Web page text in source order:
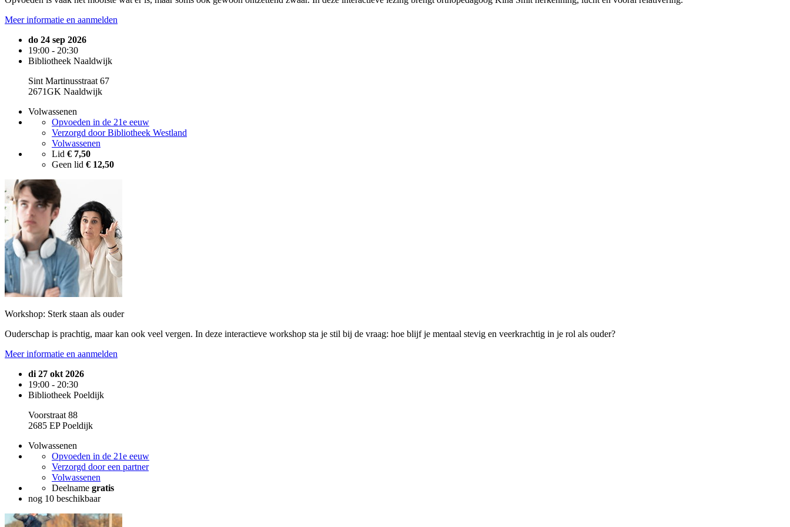
Meer informatie en aanmelden
do 24 sep 2026
19:00 - 20:30
Bibliotheek Naaldwijk
Sint Martinusstraat 67
2671GK Naaldwijk
Volwassenen
Opvoeden in de 21e eeuw
Verzorgd door Bibliotheek Westland
Volwassenen
Lid € 7,50
Geen lid € 12,50
Workshop: Sterk staan als ouder
Ouderschap is prachtig, maar kan ook veel vergen. In deze interactieve workshop sta je stil bij de vraag: hoe blijf je mentaal stevig en veerkrachtig in je rol als ouder?
Meer informatie en aanmelden
di 27 okt 2026
19:00 - 20:30
Bibliotheek Poeldijk
Voorstraat 88
2685 EP Poeldijk
Volwassenen
Opvoeden in de 21e eeuw
Verzorgd door een partner
Volwassenen
Deelname gratis
nog 10 beschikbaar